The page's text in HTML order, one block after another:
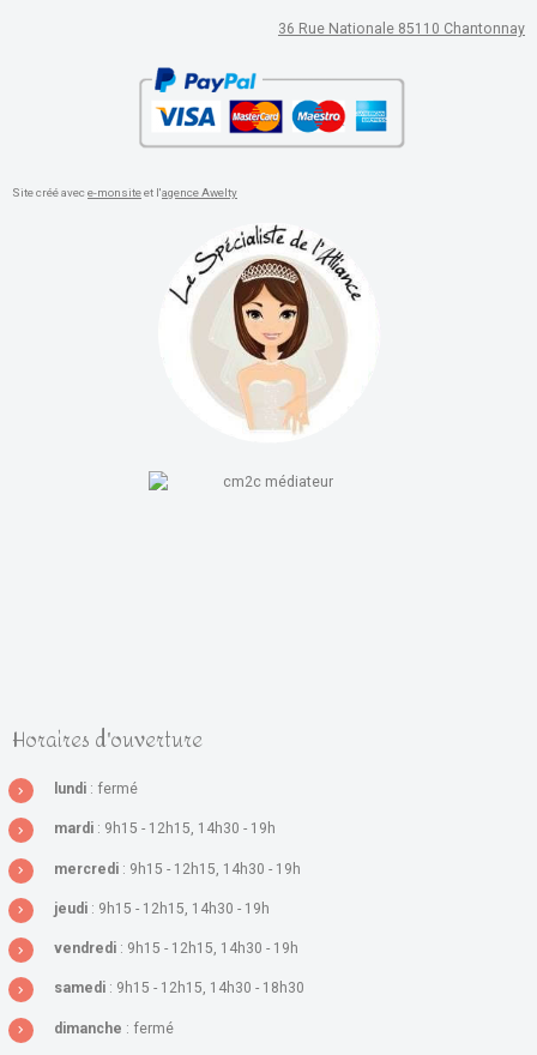
36 Rue Nationale 85110 Chantonnay
Site créé avece-monsiteet l'agence Awelty
Horaires d'ouverture
lundi : fermé
mardi : 9h15 - 12h15, 14h30 - 19h
mercredi : 9h15 - 12h15, 14h30 - 19h
jeudi : 9h15 - 12h15, 14h30 - 19h
vendredi : 9h15 - 12h15, 14h30 - 19h
samedi : 9h15 - 12h15, 14h30 - 18h30
dimanche : fermé